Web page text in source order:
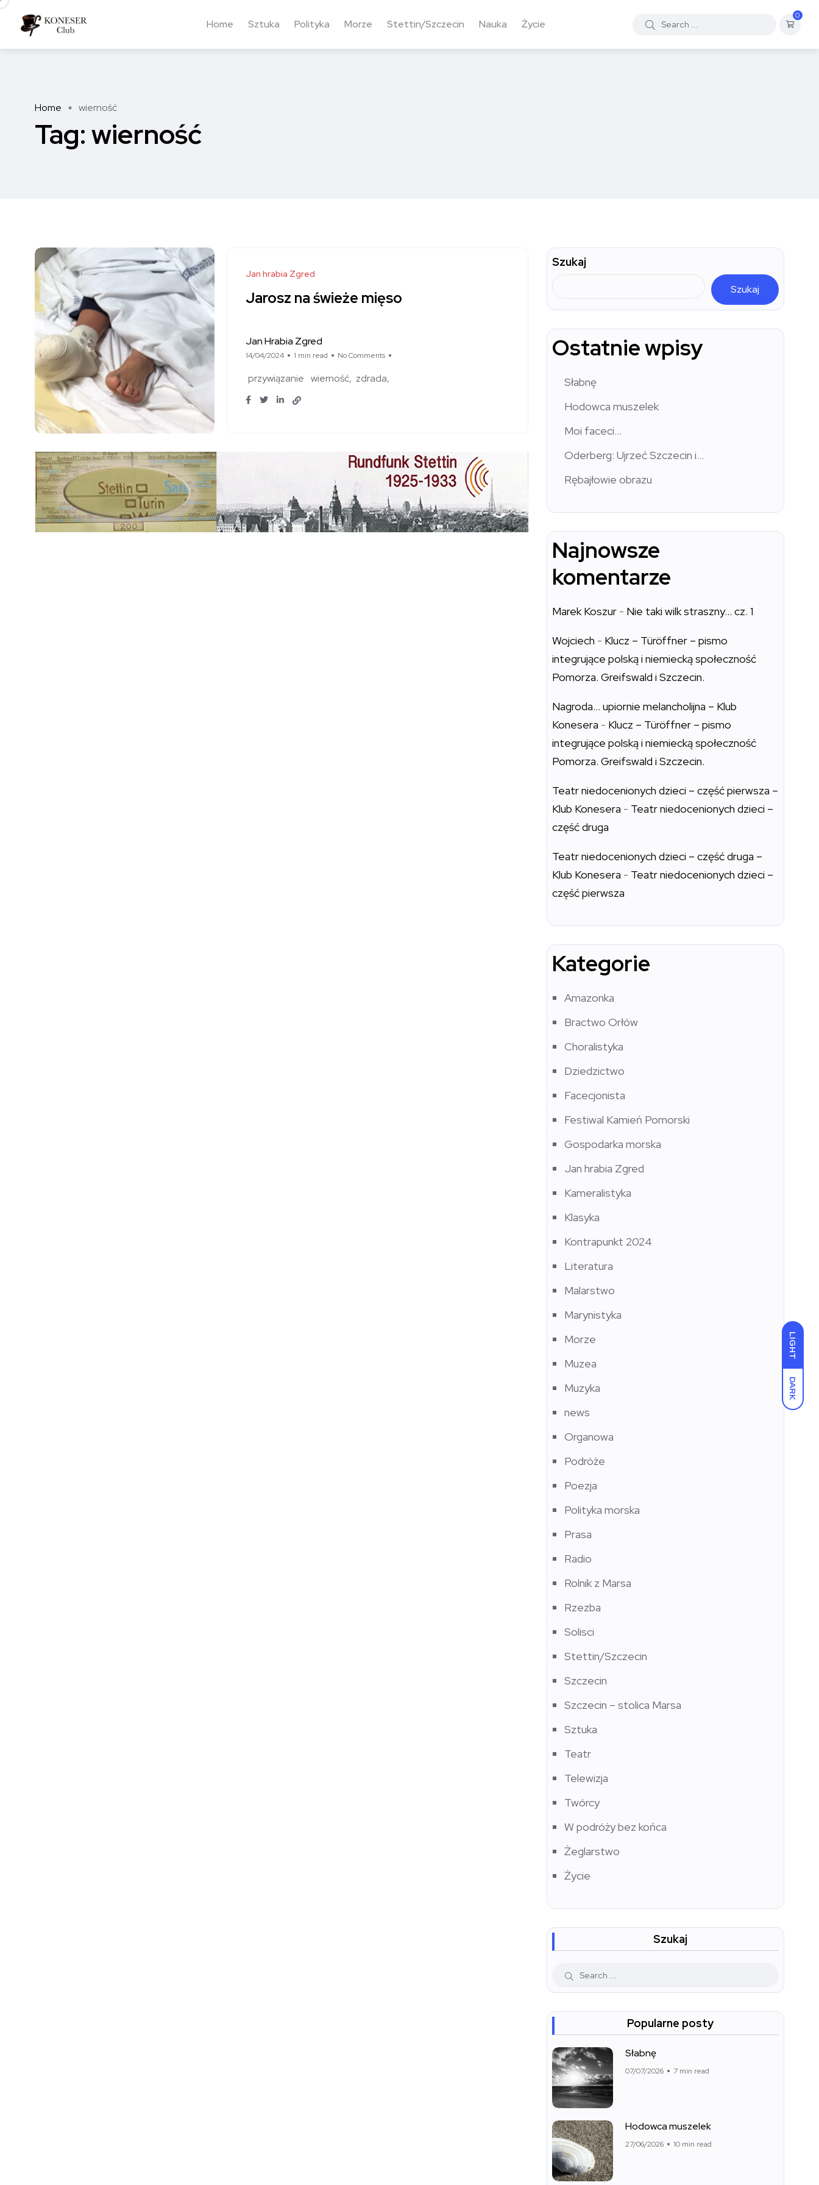
LIGHT
DARK
Home Sztuka Polityka Morze Stettin/Szczecin Nauka Życie
0
Home wierność
Tag:wierność
Jan hrabia Zgred
Jarosz na świeże mięso
Jan Hrabia Zgred
14/04/2024 1 min read No Comments
przywiązanie wierność zdrada
Szukaj
Szukaj
Ostatnie wpisy
Słabnę
Hodowca muszelek
Moi faceci…
Oderberg: Ujrzeć Szczecin i…
Rębajłowie obrazu
Najnowsze
komentarze
Marek Koszur - Nie taki wilk straszny… cz. 1
Wojciech - Klucz – Türöffner – pismo
integrujące polską i niemiecką społeczność
Pomorza. Greifswald i Szczecin.
Nagroda… upiornie melancholijna – Klub
Konesera - Klucz – Türöffner – pismo
integrujące polską i niemiecką społeczność
Pomorza. Greifswald i Szczecin.
Teatr niedocenionych dzieci – część pierwsza –
Klub Konesera - Teatr niedocenionych dzieci –
część druga
Teatr niedocenionych dzieci – część druga –
Klub Konesera - Teatr niedocenionych dzieci –
część pierwsza
Kategorie
Amazonka
Bractwo Orłów
Choralistyka
Dziedzictwo
Facecjonista
Festiwal Kamień Pomorski
Gospodarka morska
Jan hrabia Zgred
Kameralistyka
Klasyka
Kontrapunkt 2024
Literatura
Malarstwo
Marynistyka
Morze
Muzea
Muzyka
news
Organowa
Podróże
Poezja
Polityka morska
Prasa
Radio
Rolnik z Marsa
Rzezba
Solisci
Stettin/Szczecin
Szczecin
Szczecin – stolica Marsa
Sztuka
Teatr
Telewizja
Twórcy
W podróży bez końca
Żeglarstwo
Życie
Szukaj
Popularne posty
Słabnę
07/07/2026 7 min read
Hodowca muszelek
27/06/2026 10 min read